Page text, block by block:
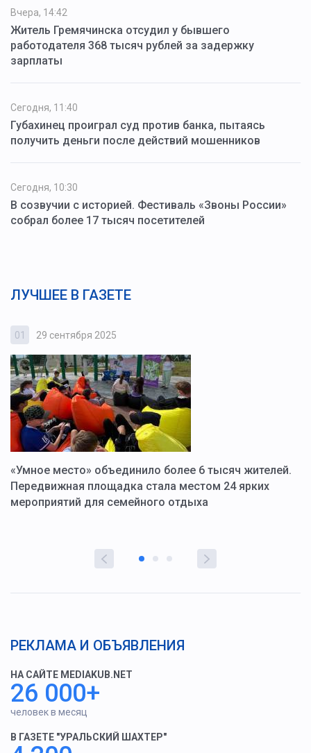
Вчера, 14:42
Житель Гремячинска отсудил у бывшего
работодателя 368 тысяч рублей за задержку
зарплаты
Сегодня, 11:40
Губахинец проиграл суд против банка, пытаясь
получить деньги после действий мошенников
Сегодня, 10:30
В созвучии с историей. Фестиваль «Звоны России»
собрал более 17 тысяч посетителей
ЛУЧШЕЕ В ГАЗЕТЕ
01 29 сентября 2025
«Умное место» объединило более 6 тысяч жителей.
Передвижная площадка стала местом 24 ярких
мероприятий для семейного отдыха
РЕКЛАМА И ОБЪЯВЛЕНИЯ
НА САЙТЕ MEDIAKUB.NET
26 000+
человек в месяц
В ГАЗЕТЕ "УРАЛЬСКИЙ ШАХТЕР"